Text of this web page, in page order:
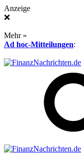
Anzeige
❌
Mehr »
Ad hoc-Mitteilungen: